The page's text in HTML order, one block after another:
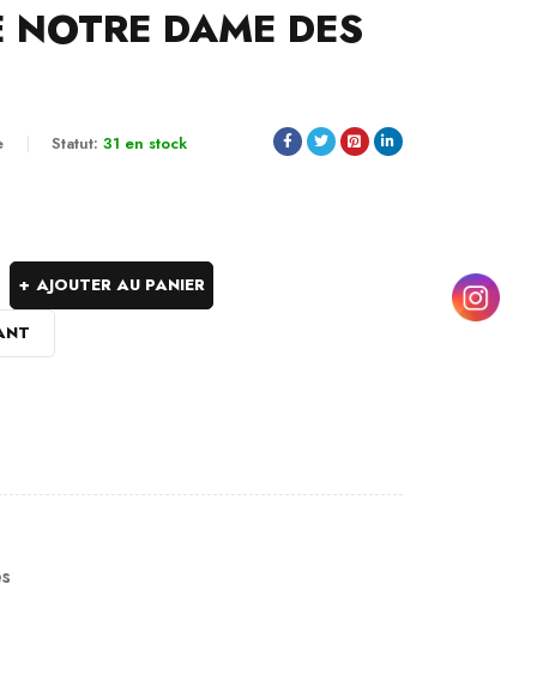
NOTRE DAME DES
Statut: 31 en stock
AJOUTER AU PANIER